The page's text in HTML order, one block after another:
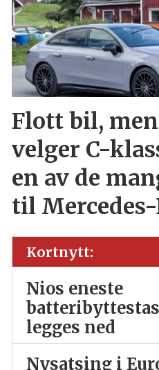
Flott bil,
velger C-
en av de
til Mercedes-
Kortnytt:
Nios eneste
legges ned
Nysatsing i